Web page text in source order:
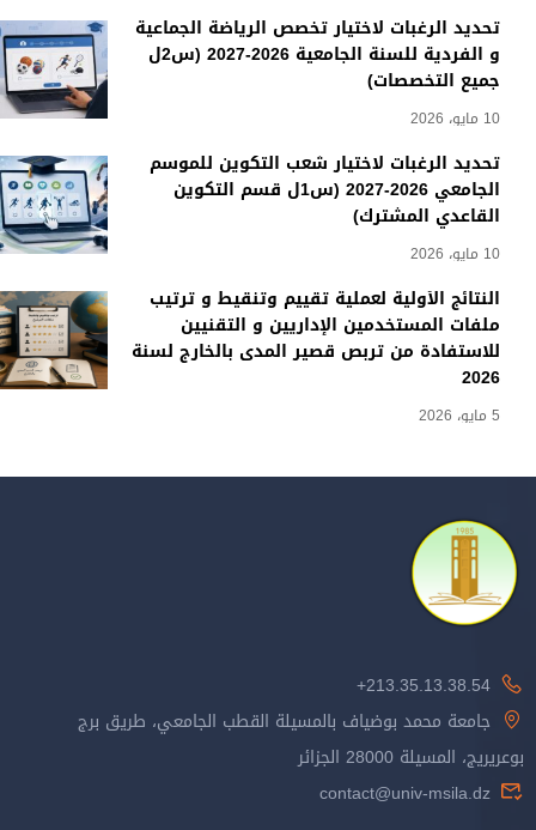
تحديد الرغبات لاختيار تخصص الرياضة الجماعية
و الفردية للسنة الجامعية 2026-2027 (س2ل
جميع التخصصات)
10 مايو، 2026
تحديد الرغبات لاختيار شعب التكوين للموسم
الجامعي 2026-2027 (س1ل قسم التكوين
القاعدي المشترك)
10 مايو، 2026
النتائج الأولية لعملية تقييم وتنقيط و ترتيب
ملفات المستخدمين الإداريين و التقنيين
للاستفادة من تربص قصير المدى بالخارج لسنة
2026
5 مايو، 2026
213.35.13.38.54+
جامعة محمد بوضياف بالمسيلة القطب الجامعي، طريق برج
بوعريريج، المسيلة 28000 الجزائر
contact@univ-msila.dz